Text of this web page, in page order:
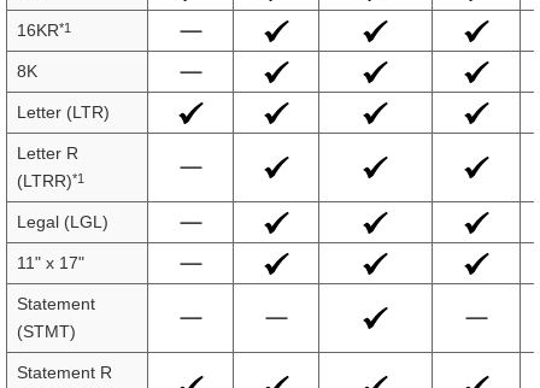
16KR*1
8K
Letter (LTR)
Letter R
(LTRR)*1
Legal (LGL)
11" x 17"
Statement
(STMT)
Statement R